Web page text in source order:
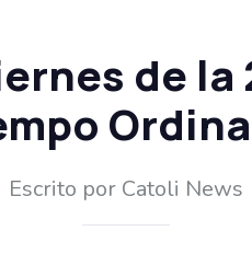
de la
Escrito por Catoli News